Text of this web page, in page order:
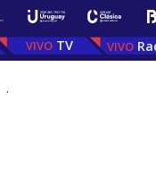
TV
.